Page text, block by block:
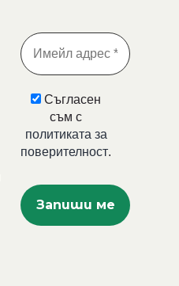
Съгласен
съм с
политиката за
поверителност.